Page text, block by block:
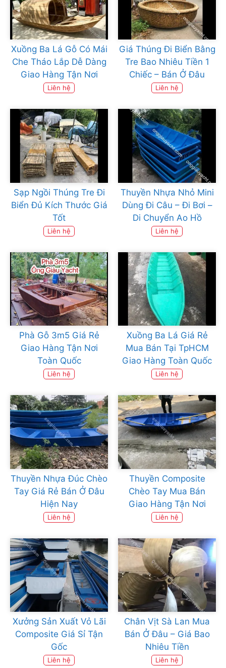
Xuồng Ba Lá Gỗ Có Mái
Che Tháo Lắp Dễ Dàng
Giao Hàng Tận Nơi
Liên hệ
Giá Thúng Đi Biển Bằng
Tre Bao Nhiêu Tiền 1
Chiếc – Bán Ở Đâu
Liên hệ
Sạp Ngồi Thúng Tre Đi
Biển Đủ Kích Thước Giá
Tốt
Liên hệ
Thuyền Nhựa Nhỏ Mini
Dùng Đi Câu – Đi Bơi –
Di Chuyển Ao Hồ
Liên hệ
Phà Gỗ 3m5 Giá Rẻ
Giao Hàng Tận Nơi
Toàn Quốc
Liên hệ
Xuồng Ba Lá Giá Rẻ
Mua Bán Tại TpHCM
Giao Hàng Toàn Quốc
Liên hệ
Thuyền Nhựa Đúc Chèo
Tay Giá Rẻ Bán Ở Đâu
Hiện Nay
Liên hệ
Thuyền Composite
Chèo Tay Mua Bán
Giao Hàng Tận Nơi
Liên hệ
Xưởng Sản Xuất Vỏ Lãi
Composite Giá Sỉ Tận
Gốc
Liên hệ
Chân Vịt Sà Lan Mua
Bán Ở Đâu – Giá Bao
Nhiêu Tiền
Liên hệ